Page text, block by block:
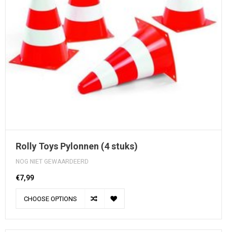
Rolly Toys Pylonnen (4 stuks)
NOG NIET GEWAARDEERD
€7,99
CHOOSE OPTIONS